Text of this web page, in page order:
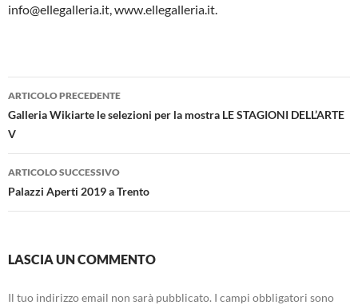
info@ellegalleria.it, www.ellegalleria.it.
Navigazione
articolo
ARTICOLO PRECEDENTE
Galleria Wikiarte le selezioni per la mostra LE STAGIONI DELL’ARTE
V
ARTICOLO SUCCESSIVO
Palazzi Aperti 2019 a Trento
LASCIA UN COMMENTO
Il tuo indirizzo email non sarà pubblicato. I campi obbligatori sono